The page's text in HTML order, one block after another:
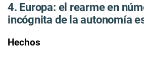
4. Europa: el rearme en
incógnita de la autonomía
Hechos